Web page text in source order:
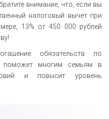
внимание, что, если вы
налоговый вычет при
13% от 450 000 рублей
обязательств по
поможет многим семьям в
и повысит уровень